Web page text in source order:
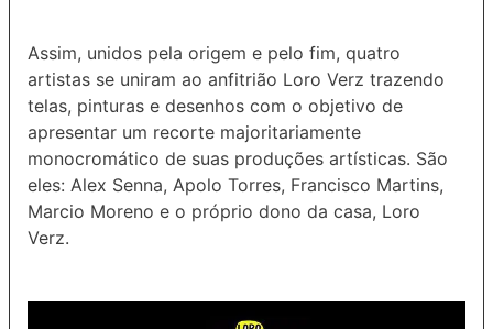
Assim, unidos pela origem e pelo fim, quatro
artistas se uniram ao anfitrião Loro Verz trazendo
telas, pinturas e desenhos com o objetivo de
apresentar um recorte majoritariamente
monocromático de suas produções artísticas. São
eles: Alex Senna, Apolo Torres, Francisco Martins,
Marcio Moreno e o próprio dono da casa, Loro
Verz.